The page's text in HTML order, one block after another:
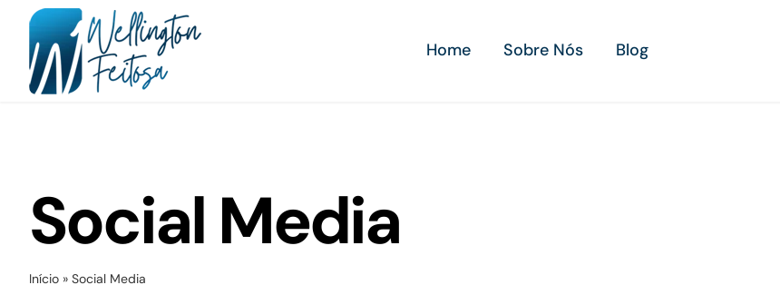
para
conteúdo
Home Sobre Nós Blog
Social Media
Início» Social Media